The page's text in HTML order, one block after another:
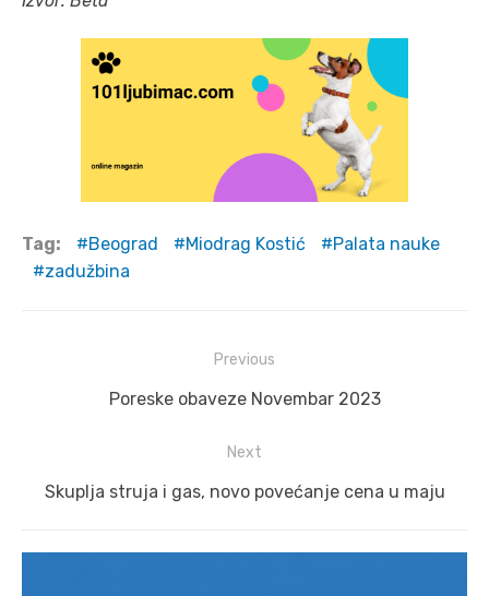
Tag: Beograd Miodrag Kostić
Palata nauke
zadužbina
navigation
Previous
Previous
Poreske obaveze Novembar 2023
Next
Next
Skuplja struja i gas, novo povećanje cena u maju